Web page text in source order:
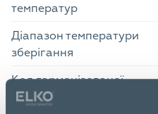
температур
Діапазон температури
зберігання
Код гармонізованої
системи опису (HS)